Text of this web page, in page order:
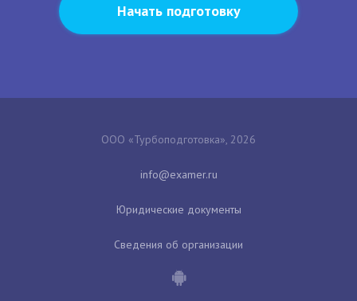
Начать подготовку
ООО «Турбоподготовка», 2026
Юридические документы
Сведения об организации